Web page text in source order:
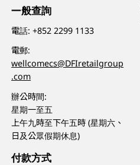
一般查詢
電話:+852 2299 1133
電郵:
wellcomecs@DFIretailgroup
.com
辦公時間:
星期一至五
上午九時至下午五時 (星期六、
日及公眾假期休息)
付款方式